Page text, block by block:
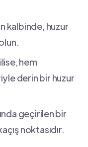
kalbinde, huzur
hem
derin bir huzur
geçirilen ⁢bir
noktasıdır.